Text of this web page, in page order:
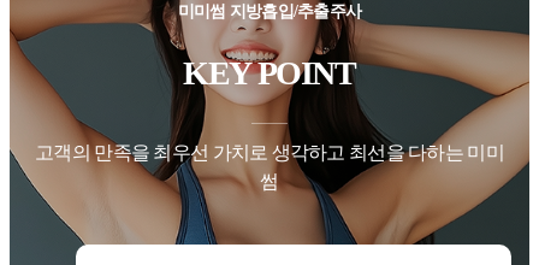
미미썸 지방흡입/추출주사
KEY POINT
고객의 만족을 최우선 가치로 생각하고 최선을 다하는 미미
썸